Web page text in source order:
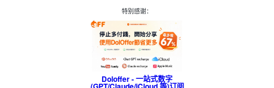
特别感谢：
Doloffer - 一站式数字